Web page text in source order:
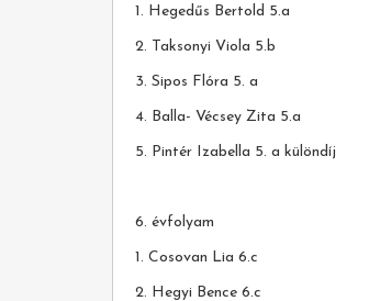
1. Hegedűs Bertold 5.a
2. Taksonyi Viola 5.b
3. Sipos Flóra 5. a
4. Balla- Vécsey Zita 5.a
5. Pintér Izabella 5. a különdíj
6. évfolyam
1. Cosovan Lia 6.c
2. Hegyi Bence 6.c